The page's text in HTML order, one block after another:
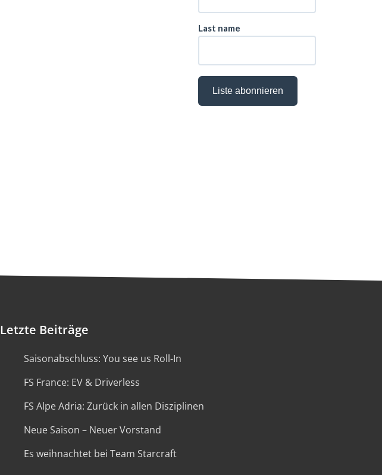
Letzte Beiträge
Saisonabschluss: You see us Roll-In
FS France: EV & Driverless
FS Alpe Adria: Zurück in allen Disziplinen
Neue Saison – Neuer Vorstand
Es weihnachtet bei Team Starcraft